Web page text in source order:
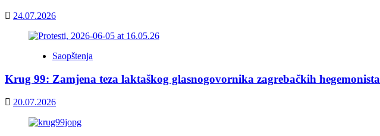
24.07.2026
Saopštenja
Krug 99: Zamjena teza laktaškog glasnogovornika zagrebačkih hegemonista
20.07.2026